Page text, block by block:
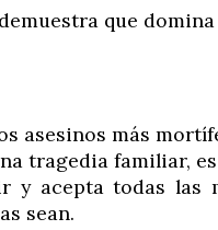
que
asesinos más
tragedia familiar,
y acepta todas las
sean.